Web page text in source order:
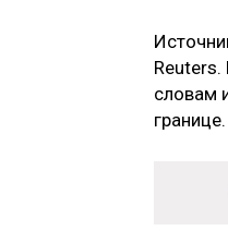
Reuters.
словам
границе.